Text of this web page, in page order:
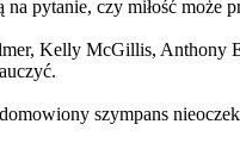
pytanie, czy miłość może
Kelly McGillis, Anthony
szympans